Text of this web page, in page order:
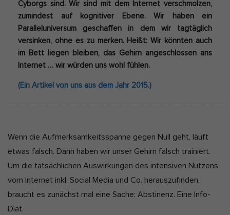
Cyborgs sind. Wir sind mit dem Internet verschmolzen,
zumindest auf kognitiver Ebene. Wir haben ein
Paralleluniversum geschaffen in dem wir tagtäglich
versinken, ohne es zu merken. Heißt: Wir könnten auch
im Bett liegen bleiben, das Gehirn angeschlossen ans
Internet … wir würden uns wohl fühlen.
(Ein Artikel von uns aus dem Jahr 2015.)
Wenn die Aufmerksamkeitsspanne gegen Null geht, läuft
etwas falsch. Dann haben wir unser Gehirn falsch trainiert.
Um die tatsächlichen Auswirkungen des intensiven Nutzens
vom Internet inkl. Social Media und Co. herauszufinden,
braucht es zunächst mal eine Sache: Abstinenz. Eine Info-
Diät.